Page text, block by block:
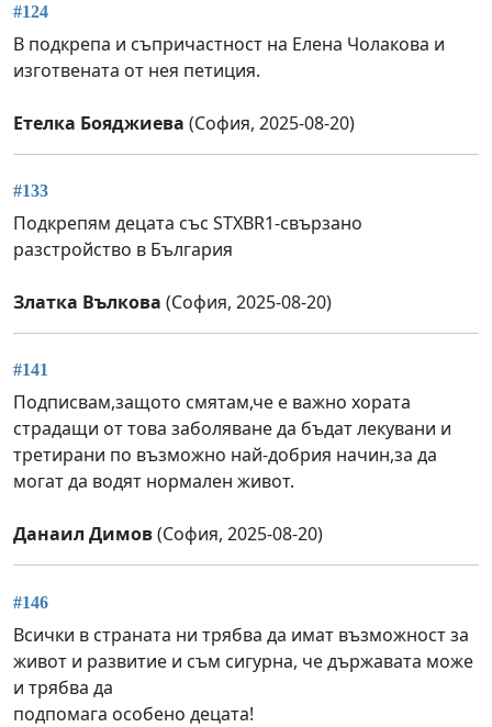
#124
В подкрепа и съпричастност на Елена Чолакова и
изготвената от нея петиция.
Етелка Бояджиева (София, 2025-08-20)
#133
Подкрепям децата със STXBR1-свързано
разстройство в България
Златка Вълкова (София, 2025-08-20)
#141
Подписвам,защото смятам,че е важно хората
страдащи от това заболяване да бъдат лекувани и
третирани по възможно най-добрия начин,за да
могат да водят нормален живот.
Данаил Димов(София, 2025-08-20)
#146
Всички в страната ни трябва да имат възможност за
живот и развитие и съм сигурна, че държавата може
и трябва да
подпомага особено децата!